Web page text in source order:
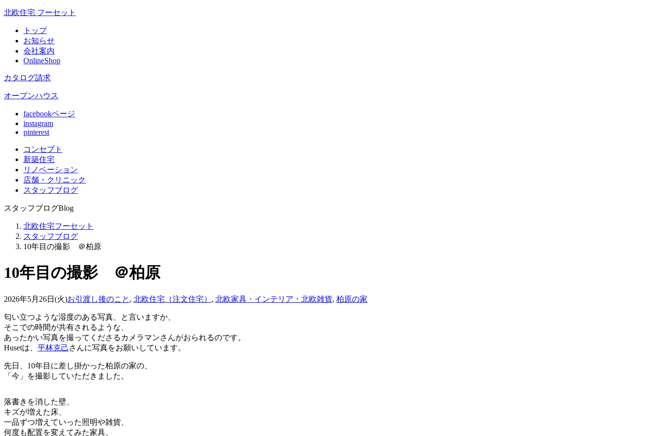
北欧住宅 フーセット
トップ
お知らせ
会社案内
OnlineShop
カタログ請求
オープンハウス
facebookページ
instagram
pinterest
コンセプト
新築住宅
リノベーション
店舗 ・クリニック
スタッフブログ
スタッフブログBlog
北欧住宅フーセット
スタッフブログ
10年目の撮影 ＠柏原
10年目の撮影 ＠柏原
2026年5月26日(火)お引渡し後のこと , 北欧住宅（注文住宅） , 北欧家具・インテリア・北欧雑貨, 柏原の家
匂い立つような湿度のある写真、と言いますか、
そこでの時間が共有されるような、
あったかい写真を撮ってくださるカメラマンさんがおられるのです。
Husetは、 平林克己 さんに写真をお願いしています。
先日、10年目に差し掛かった柏原の家の、
「今」を撮影していただきました。
落書きを消した壁、
キズが増えた床、
一品ずつ増えていった照明や雑貨、
何度も配置を変えてみた家具、